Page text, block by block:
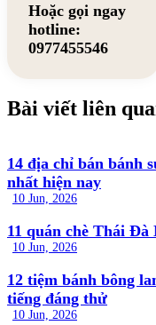
Hoặc gọi ngay
hotline:
0977455546
Bài viết liên
14 địa chỉ bán bánh
nhất hiện nay
10 Jun, 2026
11 quán chè Thái Đà
10 Jun, 2026
12 tiệm bánh bông
tiếng đáng thử
10 Jun, 2026